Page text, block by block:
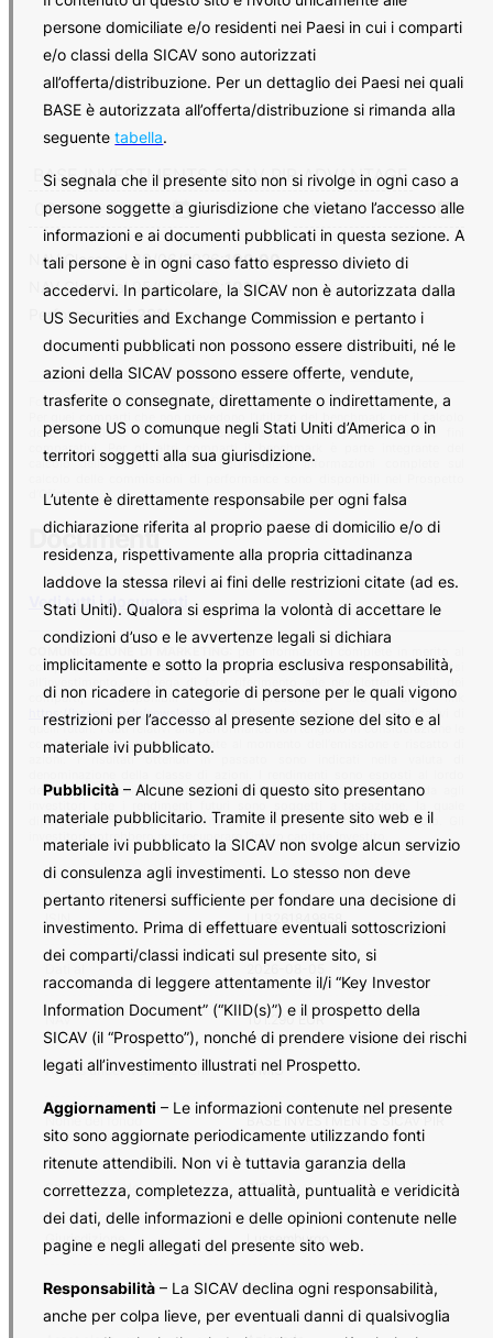
persone domiciliate e/o residenti nei Paesi in cui i comparti
e/o classi della SICAV sono autorizzati
all’offerta/distribuzione. Per un dettaglio dei Paesi nei quali
BASE è autorizzata all’offerta/distribuzione si rimanda alla
seguentetabella.
Si segnala che il presente sito non si rivolge in ogni caso a
persone soggette a giurisdizione che vietano l’accesso alle
informazioni e ai documenti pubblicati in questa sezione. A
tali persone è in ogni caso fatto espresso divieto di
accedervi. In particolare, la SICAV non è autorizzata dalla
US Securities and Exchange Commission e pertanto i
documenti pubblicati non possono essere distribuiti, né le
azioni della SICAV possono essere offerte, vendute,
trasferite o consegnate, direttamente o indirettamente, a
persone US o comunque negli Stati Uniti d’America o in
territori soggetti alla sua giurisdizione.
L’utente è direttamente responsabile per ogni falsa
dichiarazione riferita al proprio paese di domicilio e/o di
residenza, rispettivamente alla propria cittadinanza
laddove la stessa rilevi ai fini delle restrizioni citate (ad es.
Stati Uniti). Qualora si esprima la volontà di accettare le
condizioni d’uso e le avvertenze legali si dichiara
implicitamente e sotto la propria esclusiva responsabilità,
di non ricadere in categorie di persone per le quali vigono
restrizioni per l’accesso al presente sezione del sito e al
materiale ivi pubblicato.
Pubblicità– Alcune sezioni di questo sito presentano
materiale pubblicitario. Tramite il presente sito web e il
materiale ivi pubblicato la SICAV non svolge alcun servizio
di consulenza agli investimenti. Lo stesso non deve
pertanto ritenersi sufficiente per fondare una decisione di
investimento. Prima di effettuare eventuali sottoscrizioni
dei comparti/classi indicati sul presente sito, si
raccomanda di leggere attentamente il/i “Key Investor
Information Document” (“KIID(s)”) e il prospetto della
SICAV (il “Prospetto”), nonché di prendere visione dei rischi
legati all’investimento illustrati nel Prospetto.
Aggiornamenti– Le informazioni contenute nel presente
sito sono aggiornate periodicamente utilizzando fonti
ritenute attendibili. Non vi è tuttavia garanzia della
correttezza, completezza, attualità, puntualità e veridicità
dei dati, delle informazioni e delle opinioni contenute nelle
pagine e negli allegati del presente sito web.
Responsabilità– La SICAV declina ogni responsabilità,
anche per colpa lieve, per eventuali danni di qualsivoglia
–
NAV Classe al30/06/2026:100.00
NAV Classe al05/08/2026 101.29
Performance:1.29%
Fonte dati: Banca del Sempione SA
delle commissioni di performance esso è qui riportato solo a fini
comparativi. Per gli altri comparti il benchmark è parte integrante del
calcolo delle commissioni di performance. Informazioni complete sul
d’Offerta.
Documenti
Vedi tutti i documenti
comparto, ivi inclusa la rappresentazione dei rischi connessi
all’investimento, si prega di fare riferimento alle newsletter mensili dei
comparti, disponibili nel presente sito al link
https://basesicav.lu/newsletter/ . I rendimenti passati non sono indicativi di
quelli futuri. I dati relativi alla performance non tengono in considerazione le
commissioni e le spese incassate al momento dell‘emissione e riscatto di
azioni. I risultati ottenuti in passato sono indicati nella valuta di
degli oneri fiscali e al netto dei dividendi, ove previsti. Si ricorda agli
dipende dalla propria situazione personale e può cambiare in futuro. Gli
investitori potrebbero non recuperare l’intero capitale investito.
ISIN LU3261849858
NAV 101.290 EUR
Assets under Management 3 MIO
Nome del fondo
(SICAV/Comparto/Divisa)
BASE INVESTMENTS SICAV PIR
ADVANTAGE
Struttura legale SICAV
Giurisdizione Lussemburgo
Valuta di base EUR